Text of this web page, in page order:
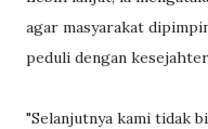
agar masyarakat
peduli dengan
"Selanjutnya kami tidak